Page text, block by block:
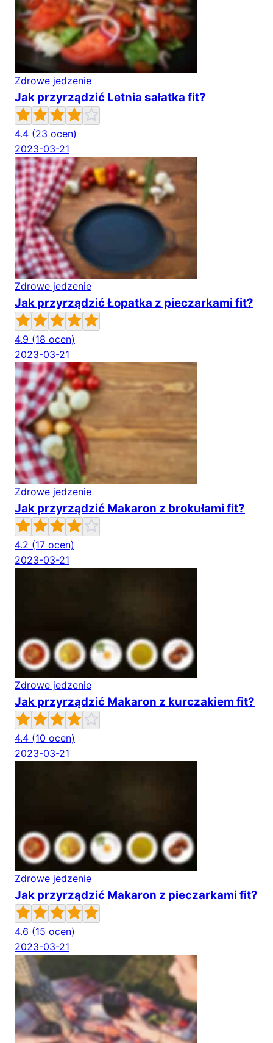
Zdrowe jedzenie
Jak przyrządzić Letnia sałatka fit?
4.4 (23 ocen)
2023-03-21
Zdrowe jedzenie
Jak przyrządzić Łopatka z pieczarkami fit?
4.9 (18 ocen)
2023-03-21
Zdrowe jedzenie
Jak przyrządzić Makaron z brokułami fit?
4.2 (17 ocen)
2023-03-21
Zdrowe jedzenie
Jak przyrządzić Makaron z kurczakiem fit?
4.4 (10 ocen)
2023-03-21
Zdrowe jedzenie
Jak przyrządzić Makaron z pieczarkami fit?
4.6 (15 ocen)
2023-03-21